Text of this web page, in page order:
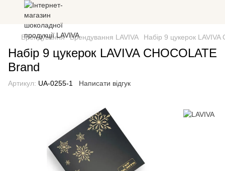
Брендування Брендування LAVIVA Набір 9 цукерок
Набір 9 цукерок LAVIVA CHOCOLATE
Brand
Артикул: UA-0255-1 Написати відгук